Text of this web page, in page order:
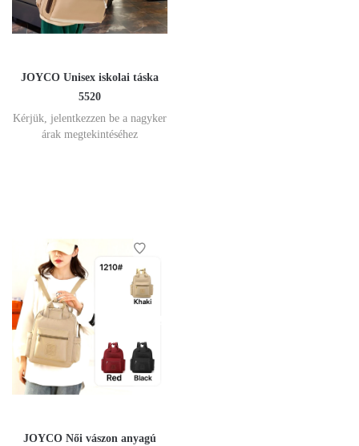
JOYCO Unisex iskolai táska
5520
Kérjük, jelentkezzen be a nagyker
árak megtekintéséhez
JOYCO Női vászon anyagú